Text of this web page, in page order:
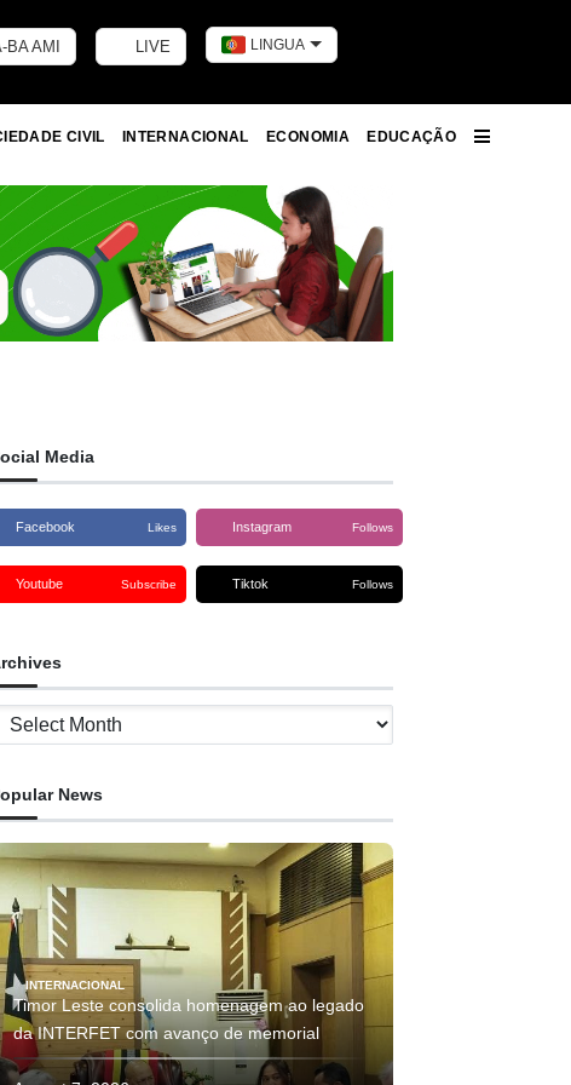
BA AMI LIVE LINGUA
CIVIL INTERNACIONAL ECONOMIA
EDUCAÇÃO
Media
Facebook Likes Instagram Follows
Youtube Subscribe Tiktok Follows
News
INTERNACIONAL
Timor Leste consolida homenagem ao legado
da INTERFET com avanço de memorial